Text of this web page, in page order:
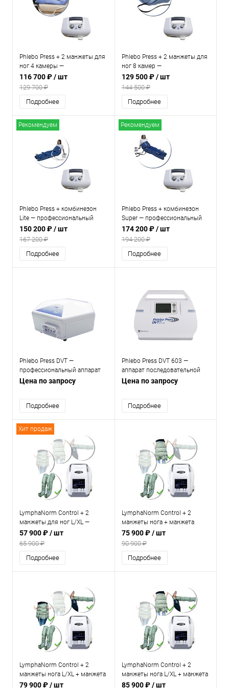
Phlebo Press + 2 манжеты для
ног 4 камеры —
профессиональный аппарат
для прессотерапии и
лимфодренажа
116 700 ₽/ шт
129 700 ₽
Подробнее
Phlebo Press + 2 манжеты для
ног 8 камер —
профессиональный аппарат
для прессотерапии и
лимфодренажа
129 500 ₽/ шт
144 500 ₽
Подробнее
Рекомендуем
Phlebo Press + комбинезон
Lite — профессиональный
аппарат для прессотерапии и
лимфодренажа
150 200 ₽/ шт
167 200 ₽
Подробнее
Рекомендуем
Phlebo Press + комбинезон
Super — профессиональный
аппарат для прессотерапии и
лимфодренажа
174 200 ₽/ шт
194 200 ₽
Подробнее
Phlebo Press DVT —
профессиональный аппарат
для прессотерапии и
Цена по запросу
Подробнее
Phlebo Press DVT 603 —
аппарат последовательной
компрессии
Цена по запросу
Подробнее
Хит продаж
LymphaNorm Control + 2
манжеты для ног L/XL —
профессиональный аппарат
для прессотерапии и
лимфодренажа для дома и
салона красоты
57 900 ₽/ шт
65 900 ₽
Подробнее
LymphaNorm Control + 2
манжеты нога + манжета
шорты — профессиональный
аппарат для прессотерапии и
лимфодренажа для дома и
салона красоты
75 900 ₽/ шт
90 900 ₽
Подробнее
LymphaNorm Control + 2
манжеты нога L/XL + манжета
рука + манжета талия —
79 900 ₽/ шт
LymphaNorm Control + 2
манжеты нога L/XL + манжета
рука + шорты —
85 900 ₽/ шт